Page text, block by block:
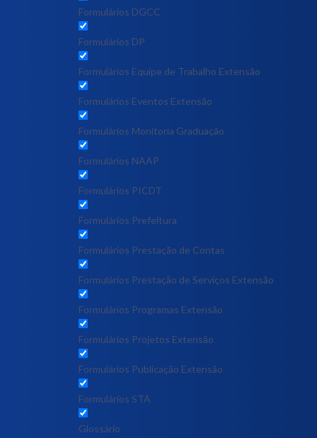
Formulários DGCC
Formulários DP
Formulários Equipe de Trabalho Extensão
Formulários Eventos Extensão
Formulários Monitoria Graduação
Formulários NAAP
Formulários PICDT
Formulários Prefeitura
Formulários Prestação de Contas
Formulários Prestação de Serviços Extensão
Formulários Programas Extensão
Formulários Projetos Extensão
Formulários Publicação Extensão
Formulários STA
Glossário